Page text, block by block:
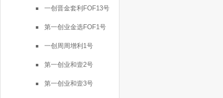
一创晋金套利FOF13号
第一创业金选FOF1号
一创周周增利1号
第一创业和壹2号
第一创业和壹3号